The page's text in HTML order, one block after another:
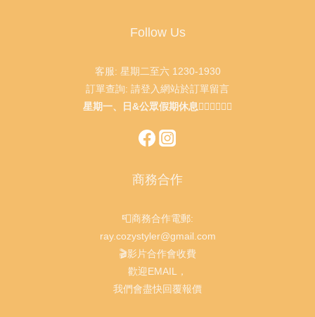
Follow Us
客服: 星期二至六 1230-1930
訂單查詢: 請登入網站於訂單留言
星期一、日&公眾假期休息🙇🏻‍♂️🙇🏻‍♀️
商務合作
📮商務合作電郵:
ray.cozystyler@gmail.com
🎬影片合作會收費
歡迎EMAIL，
我們會盡快回覆報價